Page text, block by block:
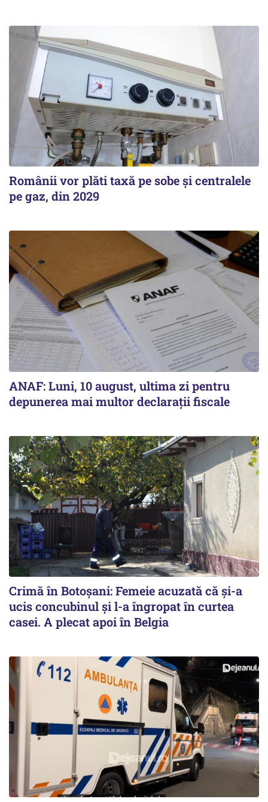
Românii vor plăti taxă pe sobe şi centralele
pe gaz, din 2029
ANAF: Luni, 10 august, ultima zi pentru
depunerea mai multor declarații fiscale
Crimă în Botoșani: Femeie acuzată că și-a
ucis concubinul și l-a îngropat în curtea
casei. A plecat apoi în Belgia